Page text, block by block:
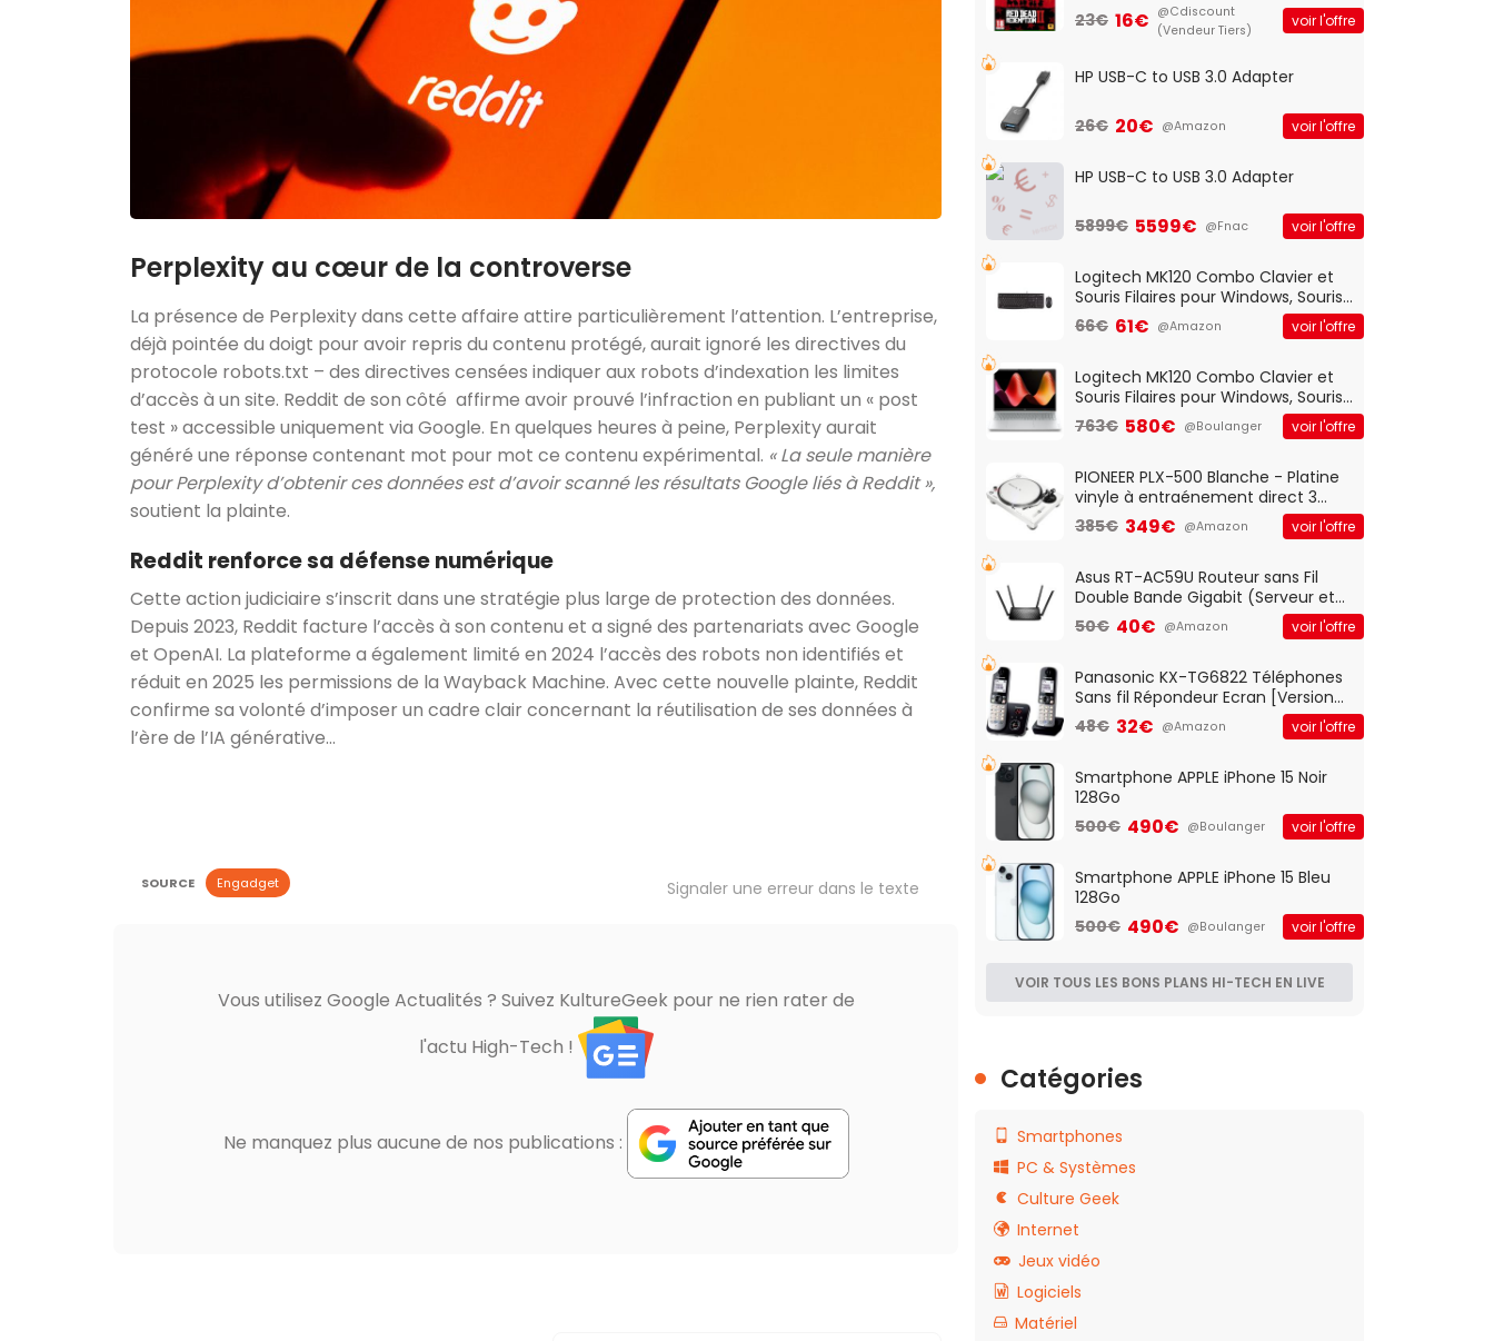
Perplexity au cœur de la controverse
La présence de Perplexity dans cette affaire attire particulièrement l’attention. L’entreprise,
déjà pointée du doigt pour avoir repris du contenu protégé, aurait ignoré les directives du
protocole robots.txt – des directives censées indiquer aux robots d’indexation les limites
d’accès à un site. Reddit de son côté affirme avoir prouvé l’infraction en publiant un « post
test » accessible uniquement via Google. En quelques heures à peine, Perplexity aurait
généré une réponse contenant mot pour mot ce contenu expérimental. « La seule manière
pour Perplexity d’obtenir ces données est d’avoir scanné les résultats Google liés à Reddit »,
soutient la plainte.
Reddit renforce sa défense numérique
Cette action judiciaire s’inscrit dans une stratégie plus large de protection des données.
Depuis 2023, Reddit facture l’accès à son contenu et a signé des partenariats avec Google
et OpenAI. La plateforme a également limité en 2024 l’accès des robots non identifiés et
réduit en 2025 les permissions de la Wayback Machine. Avec cette nouvelle plainte, Reddit
confirme sa volonté d’imposer un cadre clair concernant la réutilisation de ses données à
l’ère de l’IA générative…
SOURCE Engadget Signaler une erreur dans le texte
Vous utilisez Google Actualités ? Suivez KultureGeek pour ne rien rater de
l'actu High-Tech !
Ne manquez plus aucune de nos publications :
23€ 16€ @Cdiscount
(Vendeur Tiers)
voir l'offre
HP USB-C to USB 3.0 Adapter
26€ 20€ @Amazon voir l'offre
HP USB-C to USB 3.0 Adapter
5899€ 5599€ @Fnac voir l'offre
Logitech MK120 Combo Clavier et
Souris Filaires pour Windows, Souris
Optique Filaire, Connexion USB Plug
And Play, Confortable, Taille
QWERTY UK - Noir
66€ 61€ @Amazon voir l'offre
Logitech MK120 Combo Clavier et
Souris Filaires pour Windows, Souris
Optique Filaire, Connexion USB Plug
And Play, Confortable, Taille
QWERTY UK - Noir
763€ 580€ @Boulanger voir l'offre
PIONEER PLX-500 Blanche - Platine
vinyle à entraénement direct 3
vitesses (33-45-78 trs/min) avec
pre-ampli intégré et port USB
385€ 349€ @Amazon voir l'offre
Asus RT-AC59U Routeur sans Fil
Double Bande Gigabit (Serveur et
Client VPN, Triple Vlan, Mode Point
d'accès et Bridge, contrôle
50€ 40€ @Amazon voir l'offre
Panasonic KX-TG6822 Téléphones
Sans fil Répondeur Ecran [Version
Française]
48€ 32€ @Amazon voir l'offre
Smartphone APPLE iPhone 15 Noir
128Go
500€ 490€ @Boulanger voir l'offre
Smartphone APPLE iPhone 15 Bleu
128Go
500€ 490€ @Boulanger voir l'offre
VOIR TOUS LES BONS PLANS HI-TECH EN LIVE
Catégories
Smartphones
PC & Systèmes
Culture Geek
Internet
Jeux vidéo
Logiciels
Matériel